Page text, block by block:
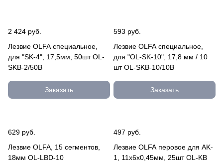
2 424 руб.
Лезвие OLFA специальное,
для "SK-4", 17,5мм, 50шт OL-
SKB-2/50B
Заказать
593 руб.
Лезвие OLFA специальное,
для "OL-SK-10", 17,8 мм / 10
шт OL-SKB-10/10B
Заказать
629 руб.
Лезвие OLFA, 15 сегментов,
18мм OL-LBD-10
497 руб.
Лезвие OLFA перовое для AK-
1, 11х6х0,45мм, 25шт OL-KB